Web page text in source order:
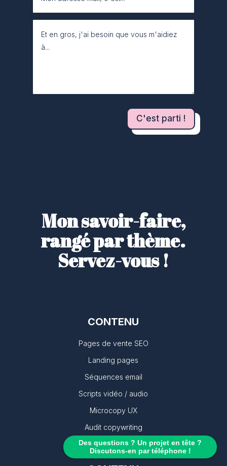
Des questions ? Un projet en tête ?
Discutons-en par téléphone !
C'est parti !
Mon savoir-faire,
rangé par thème.
Servez-vous !
CONTENU
Pages de vente SEO
Landing pages
Séquences email
Scripts vidéo / audio
Microcopy UX
Audit copywriting